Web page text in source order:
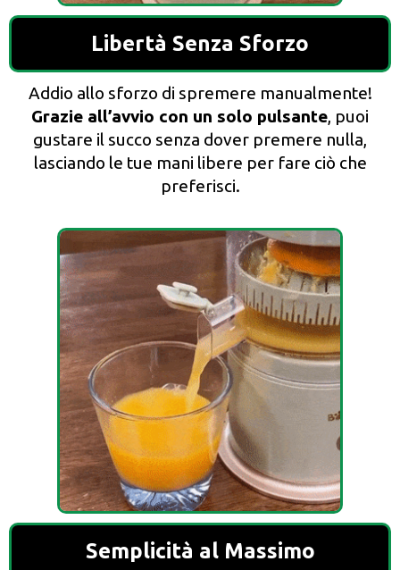
Libertà Senza Sforzo
Addio allo sforzo di spremere manualmente!
Grazie all’avvio con un solo pulsante, puoi
gustare il succo senza dover premere nulla,
lasciando le tue mani libere per fare ciò che
preferisci.
Semplicità al Massimo